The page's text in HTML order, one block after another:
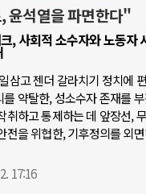
윤석열을 파면한다"
, 사회적 소수자와 노동자
삼고 젠더 갈라치기 정치에
약탈한, 성소수자 존재를
취하고 통제하는 데 앞장선,
전을 위협한, 기후정의를 외
17:16